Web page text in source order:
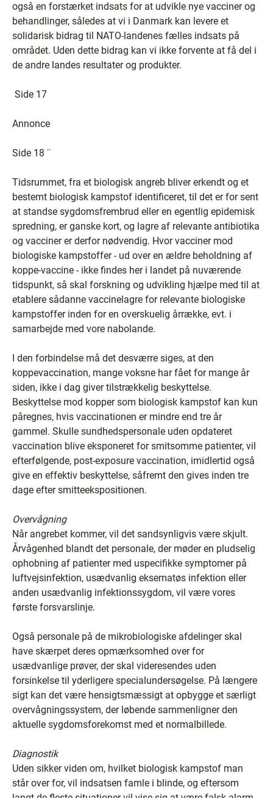
også en forstærket indsats for at udvikle nye vacciner og
behandlinger, således at vi i Danmark kan levere et
solidarisk bidrag til NATO-landenes fælles indsats på
området. Uden dette bidrag kan vi ikke forvente at få del i
de andre landes resultater og produkter.
Side 17
Annonce
Side 18 ¨
Tidsrummet, fra et biologisk angreb bliver erkendt og et
bestemt biologisk kampstof identificeret, til det er for sent
at standse sygdomsfrembrud eller en egentlig epidemisk
spredning, er ganske kort, og lagre af relevante antibiotika
og vacciner er derfor nødvendig. Hvor vacciner mod
biologiske kampstoffer - ud over en ældre beholdning af
koppe-vaccine - ikke findes her i landet på nuværende
tidspunkt, så skal forskning og udvikling hjælpe med til at
etablere sådanne vaccinelagre for relevante biologiske
kampstoffer inden for en overskuelig årrække, evt. i
samarbejde med vore nabolande.
I den forbindelse må det desværre siges, at den
koppevaccination, mange voksne har fået for mange år
siden, ikke i dag giver tilstrækkelig beskyttelse.
Beskyttelse mod kopper som biologisk kampstof kan kun
påregnes, hvis vaccinationen er mindre end tre år
gammel. Skulle sundhedspersonale uden opdateret
vaccination blive eksponeret for smitsomme patienter, vil
efterfølgende, post-exposure vaccination, imidlertid også
give en effektiv beskyttelse, såfremt den gives inden tre
dage efter smitteekspositionen.
Overvågning
Når angrebet kommer, vil det sandsynligvis være skjult.
Årvågenhed blandt det personale, der møder en pludselig
ophobning af patienter med uspecifikke symptomer på
luftvejsinfektion, usædvanlig eksematøs infektion eller
anden usædvanlig infektionssygdom, vil være vores
første forsvarslinje.
Også personale på de mikrobiologiske afdelinger skal
have skærpet deres opmærksomhed over for
usædvanlige prøver, der skal videresendes uden
forsinkelse til yderligere specialundersøgelse. På længere
sigt kan det være hensigtsmæssigt at opbygge et særligt
overvågningssystem, der løbende sammenligner den
aktuelle sygdomsforekomst med et normalbillede.
Diagnostik
Uden sikker viden om, hvilket biologisk kampstof man
står over for, vil indsatsen famle i blinde, og eftersom